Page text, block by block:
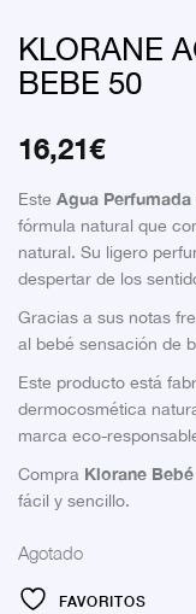
KLORANE
BEBE 50
16,21€
Este Agua
fórmula natural que
natural. Su ligero
despertar de los
Gracias a sus notas
al bebé sensación de
Este producto está
dermocosmética
marca eco-
Compra Klorane
fácil y sencillo.
Agotado
FAVORITOS